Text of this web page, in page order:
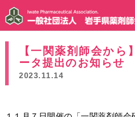
【一関薬剤師会から
ータ提出のお知らせ
2023.11.14